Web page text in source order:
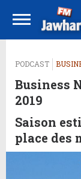
PODCAST
Business
2019
Saison
place des